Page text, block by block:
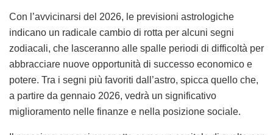
Con l’avvicinarsi del 2026, le previsioni astrologiche
indicano un radicale cambio di rotta per alcuni segni
zodiacali, che lasceranno alle spalle periodi di difficoltà per
abbracciare nuove opportunità di successo economico e
potere. Tra i segni più favoriti dall’astro, spicca quello che,
a partire da gennaio 2026, vedrà un significativo
miglioramento nelle finanze e nella posizione sociale.